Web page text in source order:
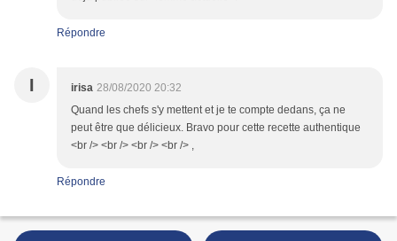
Répondre
I irisa 28/08/2020 20:32
Quand les chefs s'y mettent et je te compte dedans, ça ne
peut être que délicieux. Bravo pour cette recette authentique
<br /> <br /> <br /> <br /> ,
Répondre